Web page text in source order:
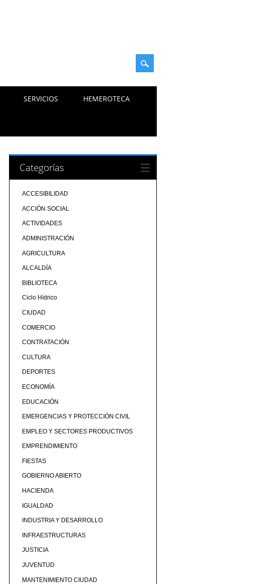
SERVICIOS HEMEROTECA
Categorías
ACCESIBILIDAD
ACCIÓN SOCIAL
ACTIVIDADES
ADMINISTRACIÓN
AGRICULTURA
ALCALDÍA
BIBLIOTECA
Ciclo Hídrico
CIUDAD
COMERCIO
CONTRATACIÓN
CULTURA
DEPORTES
ECONOMÍA
EDUCACIÓN
EMERGENCIAS Y PROTECCIÓN CIVIL
EMPLEO Y SECTORES PRODUCTIVOS
EMPRENDIMIENTO
FIESTAS
GOBIERNO ABIERTO
HACIENDA
IGUALDAD
INDUSTRIA Y DESARROLLO
INFRAESTRUCTURAS
JUSTICIA
JUVENTUD
MANTENIMIENTO CIUDAD